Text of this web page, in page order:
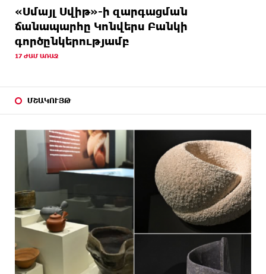
«Սմայլ Սվիթ»-ի զարգացման
ճանապարհը Կոնվերս Բանկի
գործընկերությամբ
17 ԺԱՄ ԱՌԱՋ
ՄՇԱԿՈՒՅԹ